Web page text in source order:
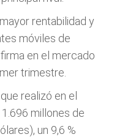
rentabilidad y
móviles de
en el mercado
trimestre.
realizó en el
millones de
un 9,6 %